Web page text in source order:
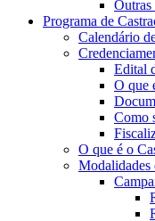
Outras
Programa de
Calendário
Edital
O que
Como
O que é o
Modalidades